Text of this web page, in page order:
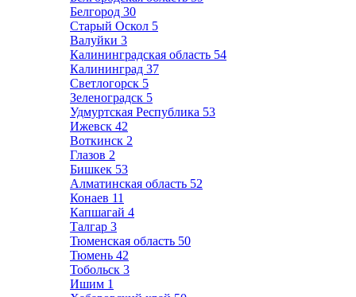
Белгород 30
Старый Оскол 5
Валуйки 3
Калининградская область 54
Калининград 37
Светлогорск 5
Зеленоградск 5
Удмуртская Республика 53
Ижевск 42
Воткинск 2
Глазов 2
Бишкек 53
Алматинская область 52
Конаев 11
Капшагай 4
Талгар 3
Тюменская область 50
Тюмень 42
Тобольск 3
Ишим 1